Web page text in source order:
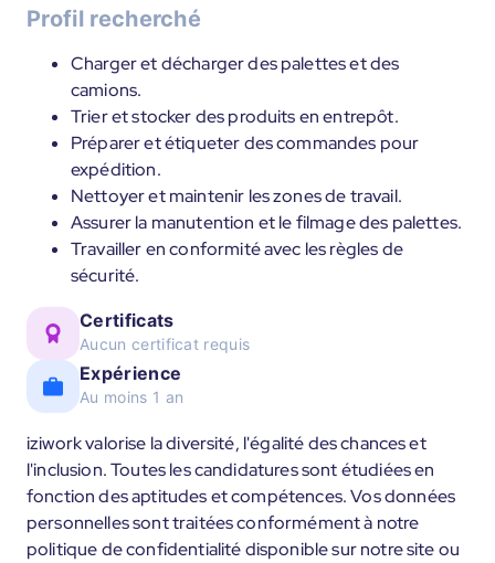
Profil recherché
Charger et décharger des palettes et des
camions.
Trier et stocker des produits en entrepôt.
Préparer et étiqueter des commandes pour
expédition.
Nettoyer et maintenir les zones de travail.
Assurer la manutention et le filmage des palettes.
Travailler en conformité avec les règles de
sécurité.
Certificats
Aucun certificat requis
Expérience
Au moins 1 an
iziwork valorise la diversité, l'égalité des chances et
l'inclusion. Toutes les candidatures sont étudiées en
fonction des aptitudes et compétences. Vos données
personnelles sont traitées conformément à notre
politique de confidentialité disponible sur notre site ou